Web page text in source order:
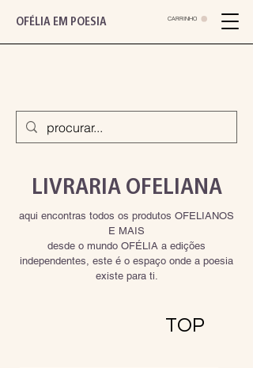
OFÉLIA EM POESIA CARRINHO
LIVRARIA OFELIANA
aqui encontras todos os produtos OFELIANOS
E MAIS
desde o mundo OFÉLIA a edições
independentes, este é o espaço onde a poesia
existe para ti.
TOP